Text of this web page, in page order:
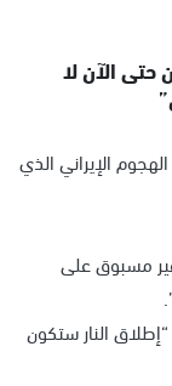
حتى الآن لا
الإيراني الذي
مسبوق على
النار ستكون